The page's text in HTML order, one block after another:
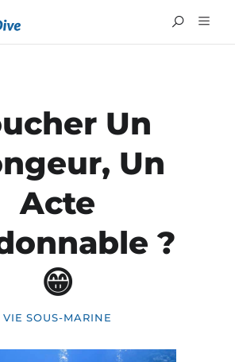
Un
Un
Acte
?
😁
VIE SOUS-MARINE